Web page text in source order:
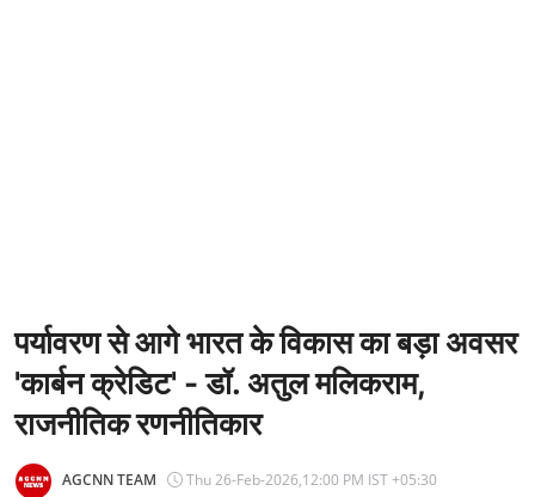
Business
Relationship
Education
Defence & Security
पर्यावरण से आगे भारत के विकास का बड़ा अवसर
'कार्बन क्रेडिट' - डॉ. अतुल मलिकराम,
राजनीतिक रणनीतिकार
AGCNN TEAM Thu 26-Feb-2026,12:00 PM IST +05:30